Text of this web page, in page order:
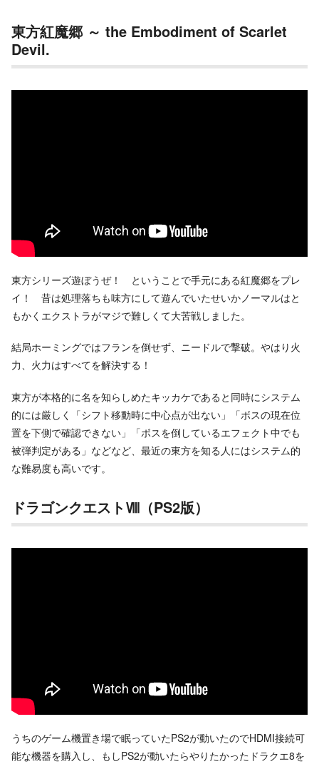
東方紅魔郷 ～ the Embodiment of Scarlet
Devil.
東方シリーズ遊ぼうぜ！ ということで手元にある紅魔郷をプレ
イ！ 昔は処理落ちも味方にして遊んでいたせいかノーマルはと
もかくエクストラがマジで難しくて大苦戦しました。
結局ホーミングではフランを倒せず、ニードルで撃破。やはり火
力、火力はすべてを解決する！
東方が本格的に名を知らしめたキッカケであると同時にシステム
的には厳しく「シフト移動時に中心点が出ない」「ボスの現在位
置を下側で確認できない」「ボスを倒しているエフェクト中でも
被弾判定がある」などなど、最近の東方を知る人にはシステム的
な難易度も高いです。
ドラゴンクエストⅧ（PS2版）
うちのゲーム機置き場で眠っていたPS2が動いたのでHDMI接続可
能な機器を購入し、もしPS2が動いたらやりたかったドラクエ8を